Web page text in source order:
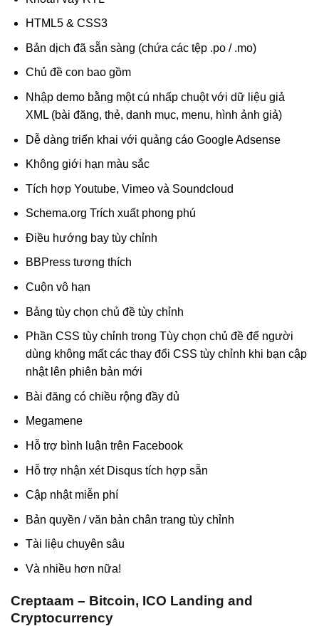
HTML5 & CSS3
Bản dịch đã sẵn sàng (chứa các tệp .po / .mo)
Chủ đề con bao gồm
Nhập demo bằng một cú nhấp chuột với dữ liệu giả
XML (bài đăng, thẻ, danh mục, menu, hình ảnh giả)
Dễ dàng triển khai với quảng cáo Google Adsense
Không giới hạn màu sắc
Tích hợp Youtube, Vimeo và Soundcloud
Schema.org Trích xuất phong phú
Điều hướng bay tùy chỉnh
BBPress tương thích
Cuộn vô hạn
Bảng tùy chọn chủ đề tùy chỉnh
Phần CSS tùy chỉnh trong Tùy chọn chủ đề để người
dùng không mất các thay đổi CSS tùy chỉnh khi bạn cập
nhật lên phiên bản mới
Bài đăng có chiều rộng đầy đủ
Megamene
Hỗ trợ bình luận trên Facebook
Hỗ trợ nhận xét Disqus tích hợp sẵn
Cập nhật miễn phí
Bản quyền / văn bản chân trang tùy chỉnh
Tài liệu chuyên sâu
Và nhiều hơn nữa!
Creptaam – Bitcoin, ICO Landing and
Cryptocurrency